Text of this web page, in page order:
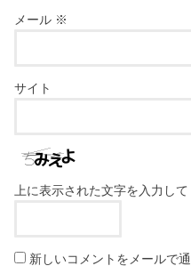
メール ※
サイト
上に表示された文字を入力して
新しいコメントをメールで